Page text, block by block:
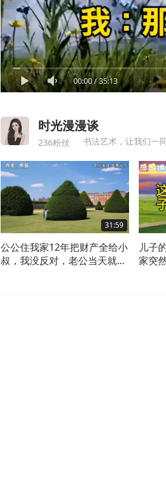
00:00/35:13
时光漫漫谈
236粉丝 书法艺术，让我们一
31:59
公公住我家12年把财产全给小
叔，我没反对，老公当天就送
儿子
家突